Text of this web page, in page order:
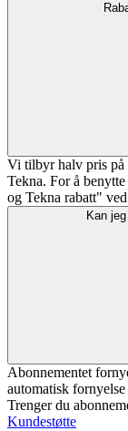
Vi tilbyr halv pris på
Tekna. For å
og Tekna rabatt"
Kan
Abonnementet
automatisk
Trenger du
Kundestøtte